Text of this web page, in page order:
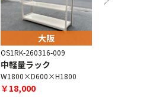
大阪
OS1RK-260316-009
中軽量ラック
W1800×D600×H1800
￥18,000